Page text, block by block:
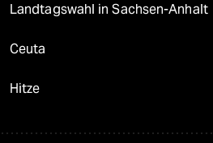
Landtagswahl in Sachsen-Anhalt
Ceuta
Hitze